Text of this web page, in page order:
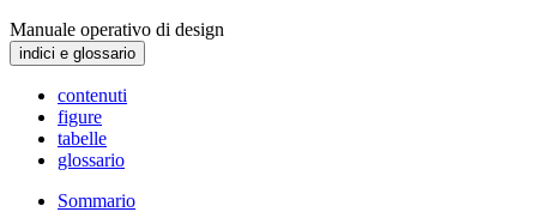
Manuale operativo di design
indici e glossario
contenuti
figure
tabelle
glossario
Sommario